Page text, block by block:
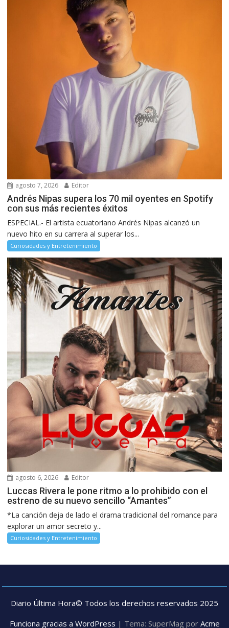
agosto 7, 2026 Editor
Andrés Nipas supera los 70 mil oyentes en Spotify
con sus más recientes éxitos
ESPECIAL.- El artista ecuatoriano Andrés Nipas alcanzó un
nuevo hito en su carrera al superar los...
Curiosidades y Entretenimiento
agosto 6, 2026 Editor
Luccas Rivera le pone ritmo a lo prohibido con el
estreno de su nuevo sencillo “Amantes”
*La canción deja de lado el drama tradicional del romance para
explorar un amor secreto y...
Curiosidades y Entretenimiento
Diario Última Hora© Todos los derechos reservados 2025
Funciona gracias a WordPress | Tema: SuperMag por Acme